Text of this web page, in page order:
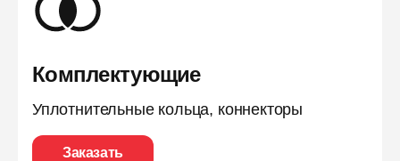
Комплектующие
Уплотнительные кольца, коннекторы
Заказать